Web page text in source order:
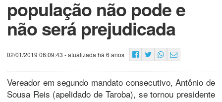
população não pode e
não será prejudicada
02/01/2019 06:09:43 - atualizada há 6 anos
Vereador em segundo mandato consecutivo, Antônio de
Sousa Reis (apelidado de Taroba), se tornou presidente